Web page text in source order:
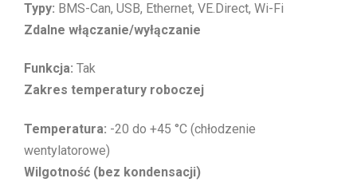
Typy: BMS-Can, USB, Ethernet, VE.Direct, Wi-Fi
Zdalne włączanie/wyłączanie
Funkcja: Tak
Zakres temperatury roboczej
Temperatura: -20 do +45 °C (chłodzenie
wentylatorowe)
Wilgotność (bez kondensacji)